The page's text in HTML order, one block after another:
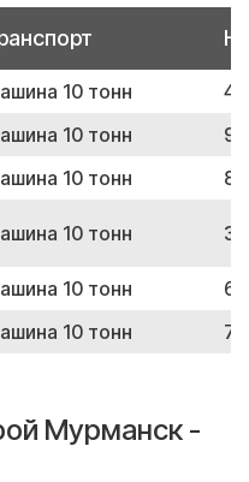
10 тонн
10 тонн
10 тонн
10 тонн
10 тонн
10 тонн
Мурманск -